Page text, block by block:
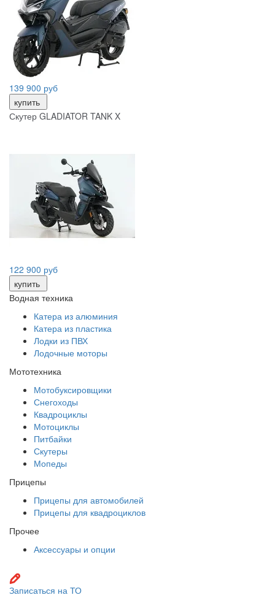
139 900 руб
купить
Скутер GLADIATOR TANK X
122 900 руб
купить
Водная техника
Катера из алюминия
Катера из пластика
Лодки из ПВХ
Лодочные моторы
Мототехника
Мотобуксировщики
Снегоходы
Квадроциклы
Мотоциклы
Питбайки
Скутеры
Мопеды
Прицепы
Прицепы для автомобилей
Прицепы для квадроциклов
Прочее
Аксессуары и опции
Записаться на ТО